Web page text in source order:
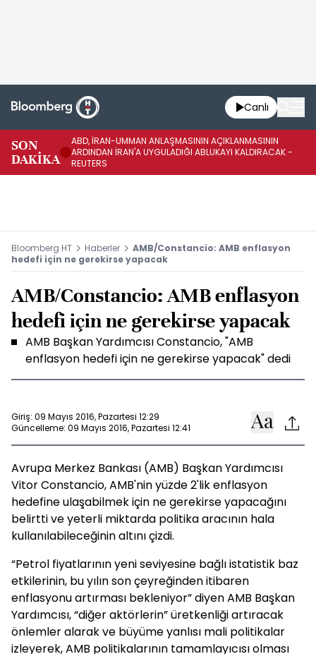
Canlı
SON
DAKİKA
ABD, İRAN-UMMAN ANLAŞMASININ AÇIKLANMASININ
ARDINDAN İRAN'A UYGULADIĞI ABLUKAYI KALDIRACAK -
REUTERS
Bloomberg HT Haberler
AMB/Constancio: AMB enflasyon
hedefi için ne gerekirse yapacak
AMB/Constancio: AMB enflasyon
hedefi için ne gerekirse yapacak
AMB Başkan Yardımcısı Constancio, "AMB
enflasyon hedefi için ne gerekirse yapacak" dedi
Giriş: 09 Mayıs 2016, Pazartesi 12:29
Güncelleme: 09 Mayıs 2016, Pazartesi 12:41
Avrupa Merkez Bankası (AMB) Başkan Yardımcısı
Vitor Constancio, AMB'nin yüzde 2'lik enflasyon
hedefine ulaşabilmek için ne gerekirse yapacağını
belirtti ve yeterli miktarda politika aracının hala
kullanılabileceğinin altını çizdi.
“Petrol fiyatlarının yeni seviyesine bağlı istatistik baz
etkilerinin, bu yılın son çeyreğinden itibaren
enflasyonu artırması bekleniyor” diyen AMB Başkan
Yardımcısı, “diğer aktörlerin” üretkenliği artıracak
önlemler alarak ve büyüme yanlısı mali politikalar
izleyerek, AMB politikalarının tamamlayıcısı olması